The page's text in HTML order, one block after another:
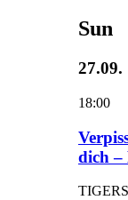
Sun
27.09.
18:00
dich –